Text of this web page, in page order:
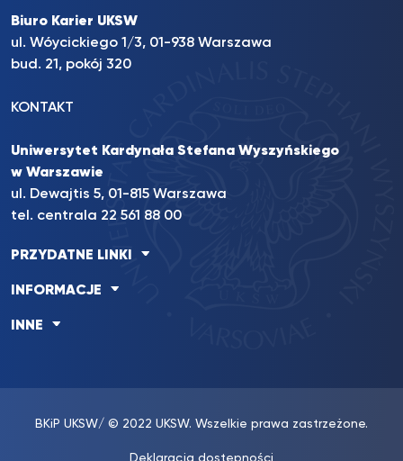
Biuro Karier UKSW
ul. Wóycickiego 1/3, 01-938 Warszawa
bud. 21, pokój 320
KONTAKT
Uniwersytet Kardynała Stefana Wyszyńskiego
w Warszawie
ul. Dewajtis 5, 01-815 Warszawa
tel. centrala 22 561 88 00
PRZYDATNE LINKI
INFORMACJE
INNE
BKiP UKSW/ © 2022 UKSW. Wszelkie prawa zastrzeżone.
Deklaracja dostępności